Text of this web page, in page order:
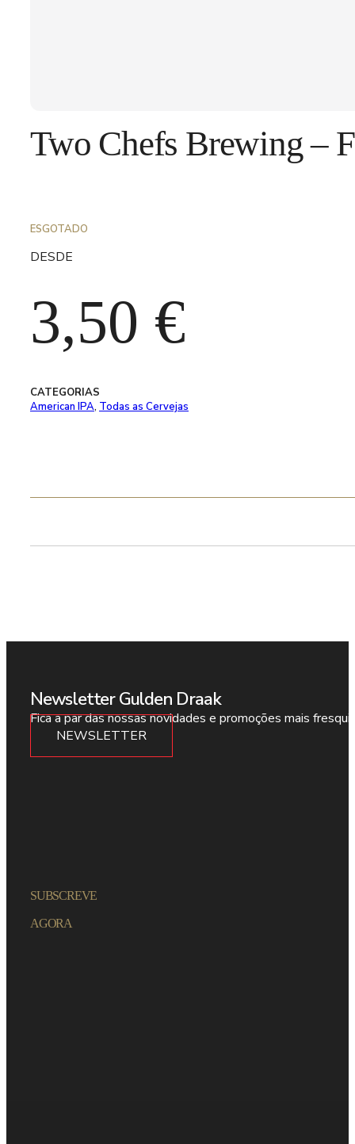
Two Chefs Brewing –
ESGOTADO
DESDE
3,50 €
CATEGORIAS
American IPA, Todas as Cervejas
Newsletter Gulden Draak
Fica a par das nossas novidades e promoções mais
NEWSLETTER
SUBSCREVE
AGORA